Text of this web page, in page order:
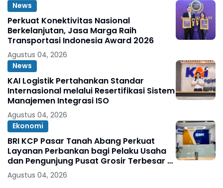
News
Perkuat Konektivitas Nasional
Berkelanjutan, Jasa Marga Raih
Transportasi Indonesia Award 2026
Agustus 04, 2026
News
KAI Logistik Pertahankan Standar
Internasional melalui Resertifikasi Sistem
Manajemen Integrasi ISO
Agustus 04, 2026
Ekonomi
BRI KCP Pasar Tanah Abang Perkuat
Layanan Perbankan bagi Pelaku Usaha
dan Pengunjung Pusat Grosir Terbesar di
Indonesia
Agustus 04, 2026